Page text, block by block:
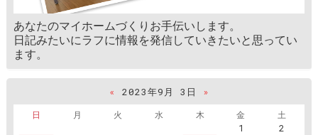
あなたのマイホームづくりお手伝いします。
日記みたいにラフに情報を発信していきたいと思ってい
ます。
« 2023年9月 3日
»
日
月 火 水 木 金
土
1
2